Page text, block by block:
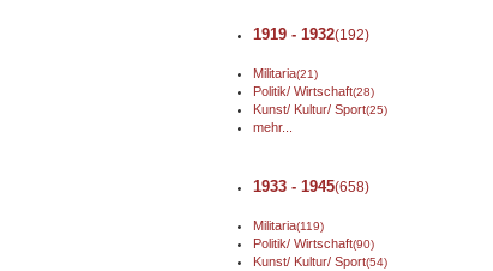
1919 - 1932(192)
Militaria(21)
Politik/ Wirtschaft(28)
Kunst/ Kultur/ Sport(25)
mehr...
1933 - 1945(658)
Militaria(119)
Politik/ Wirtschaft(90)
Kunst/ Kultur/ Sport(54)